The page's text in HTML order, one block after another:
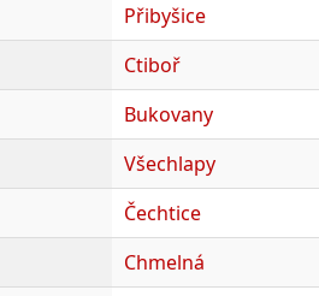
Přibyšice
Ctiboř
Bukovany
Všechlapy
Čechtice
Chmelná